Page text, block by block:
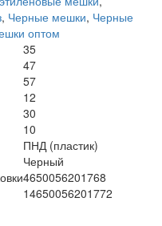
, Черные мешки, Черные
оптом
35
47
57
12
30
10
ПНД (пластик)
Черный
4650056201768
14650056201772